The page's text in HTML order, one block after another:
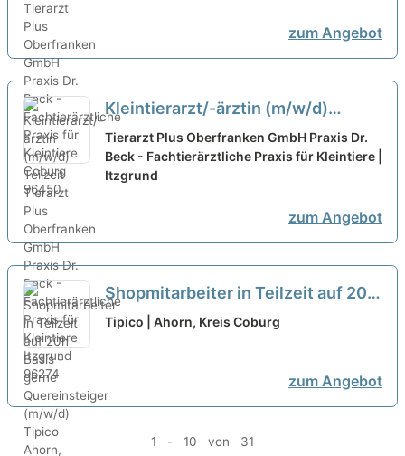
zum Angebot
Kleintierarzt/-ärztin (m/w/d)
Teilzeit neu
Tierarzt Plus Oberfranken GmbH Praxis Dr.
Beck - Fachtierärztliche Praxis für Kleintiere |
Itzgrund
zum Angebot
Shopmitarbeiter in Teilzeit auf 20h
Basis - gerne Quereinsteiger
Tipico | Ahorn, Kreis Coburg
zum Angebot
1 - 10 von 31